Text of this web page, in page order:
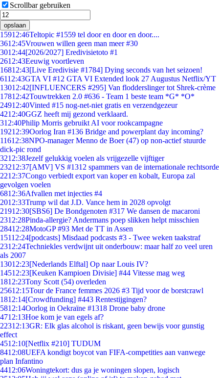
Scrollbar gebruiken
opslaan
15912:46Teltopic #1559 tel door en door en door....
3612:45Vrouwen willen geen man meer #30
3012:44[2026/2027] Eredivisietoto #1
2612:43Eeuwig voortleven
16812:43[Live Eredivisie #1784] Dying seconds van het seizoen!
6112:43GTA VI #12 GTA VI Extended look 27 Augustus Netflix/YT
13012:42[INFLUENCERS #295] Van flodderslinger tot Shrek-crème
17812:42Touwtrekken 2.0 #636 - Team 1 beste team *G* *O*
24912:40Vinted #15 nog-net-niet gratis en verzendgezeur
4212:40GGZ heeft mij gezond verklaard.
312:40Philip Morris gebruikt AI voor rookcampagne
19212:39Oorlog Iran #136 Bridge and powerplant day incoming?
11612:38NPO-manager Menno de Boer (47) op non-actief stuurde
dick-pic rond
3212:38Jezelf gelukkig voelen als vrijgezelle vijftiger
23212:37[AMV] VS #1312 spammers van de internationale rechtsorde
2212:37Congo verbiedt export van koper en kobalt, Europa zal
gevolgen voelen
6812:36Afvallen met injecties #4
2012:33Trump wil dat J.D. Vance hem in 2028 opvolgt
21912:30[SBS6] De Bondgenoten #317 We dansen de macaroni
2312:28Pinda-allergie? Andermans poep slikken helpt misschien
28412:28MotoGP #93 Met de TT in Assen
15112:24[podcasts] Misdaad podcasts #3 - Twee weken taakstraf
2312:24Techniekles verdwijnt uit onderbouw: maar half zo veel uren
als 2007
13012:23[Nederlands Elftal] Op naar Louis IV?
14512:23[Keuken Kampioen Divisie] #44 Vitesse mag weg
1812:23Tony Scott (54) overleden
25612:15Tour de France femmes 2026 #3 Tijd voor de borstcrawl
1812:14[Crowdfunding] #443 Rentestijgingen?
5812:14Oorlog in Oekraïne #1318 Drone baby drone
4712:13Hoe kom je van egels af?
22312:13GR: Elk glas alcohol is riskant, geen bewijs voor gunstig
effect
4512:10[Netflix #210] TUDUM
8412:08UEFA kondigt boycot van FIFA-competities aan vanwege
plan Infantino
4412:06Woningtekort: dus ga je woningen slopen, logisch